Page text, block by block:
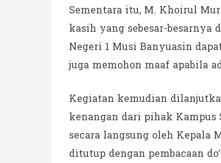
Sementara itu, M. Khoirul
kasih yang sebesar-besarnya
Negeri 1 Musi Banyuasin
juga memohon maaf apabila
Kegiatan kemudian
kenangan dari pihak
secara langsung oleh Kepala
ditutup dengan pembacaan